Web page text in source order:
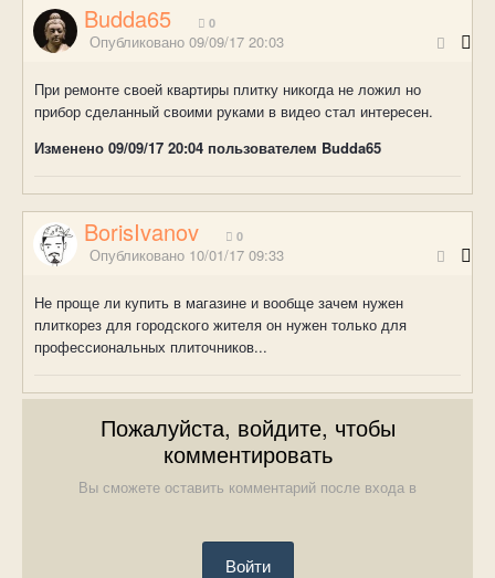
Budda65 0
Опубликовано 09/09/17 20:03
При ремонте своей квартиры плитку никогда не ложил но
прибор сделанный своими руками в видео стал интересен.
Изменено 09/09/17 20:04 пользователем Budda65
BorisIvanov 0
Опубликовано 10/01/17 09:33
Не проще ли купить в магазине и вообще зачем нужен
плиткорез для городского жителя он нужен только для
профессиональных плиточников...
Пожалуйста, войдите, чтобы
комментировать
Вы сможете оставить комментарий после входа в
Войти